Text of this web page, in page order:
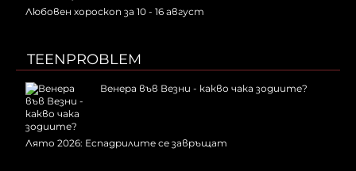
Любовен хороскоп за 10 - 16 август
TEENPROBLEM
Венера във Везни - какво чака зодиите?
Лято 2026: Еспадрилите се завръщат